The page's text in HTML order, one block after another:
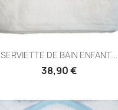
Aperçu rapide
SERVIETTE DE BAIN ENFANT...
38,90 €